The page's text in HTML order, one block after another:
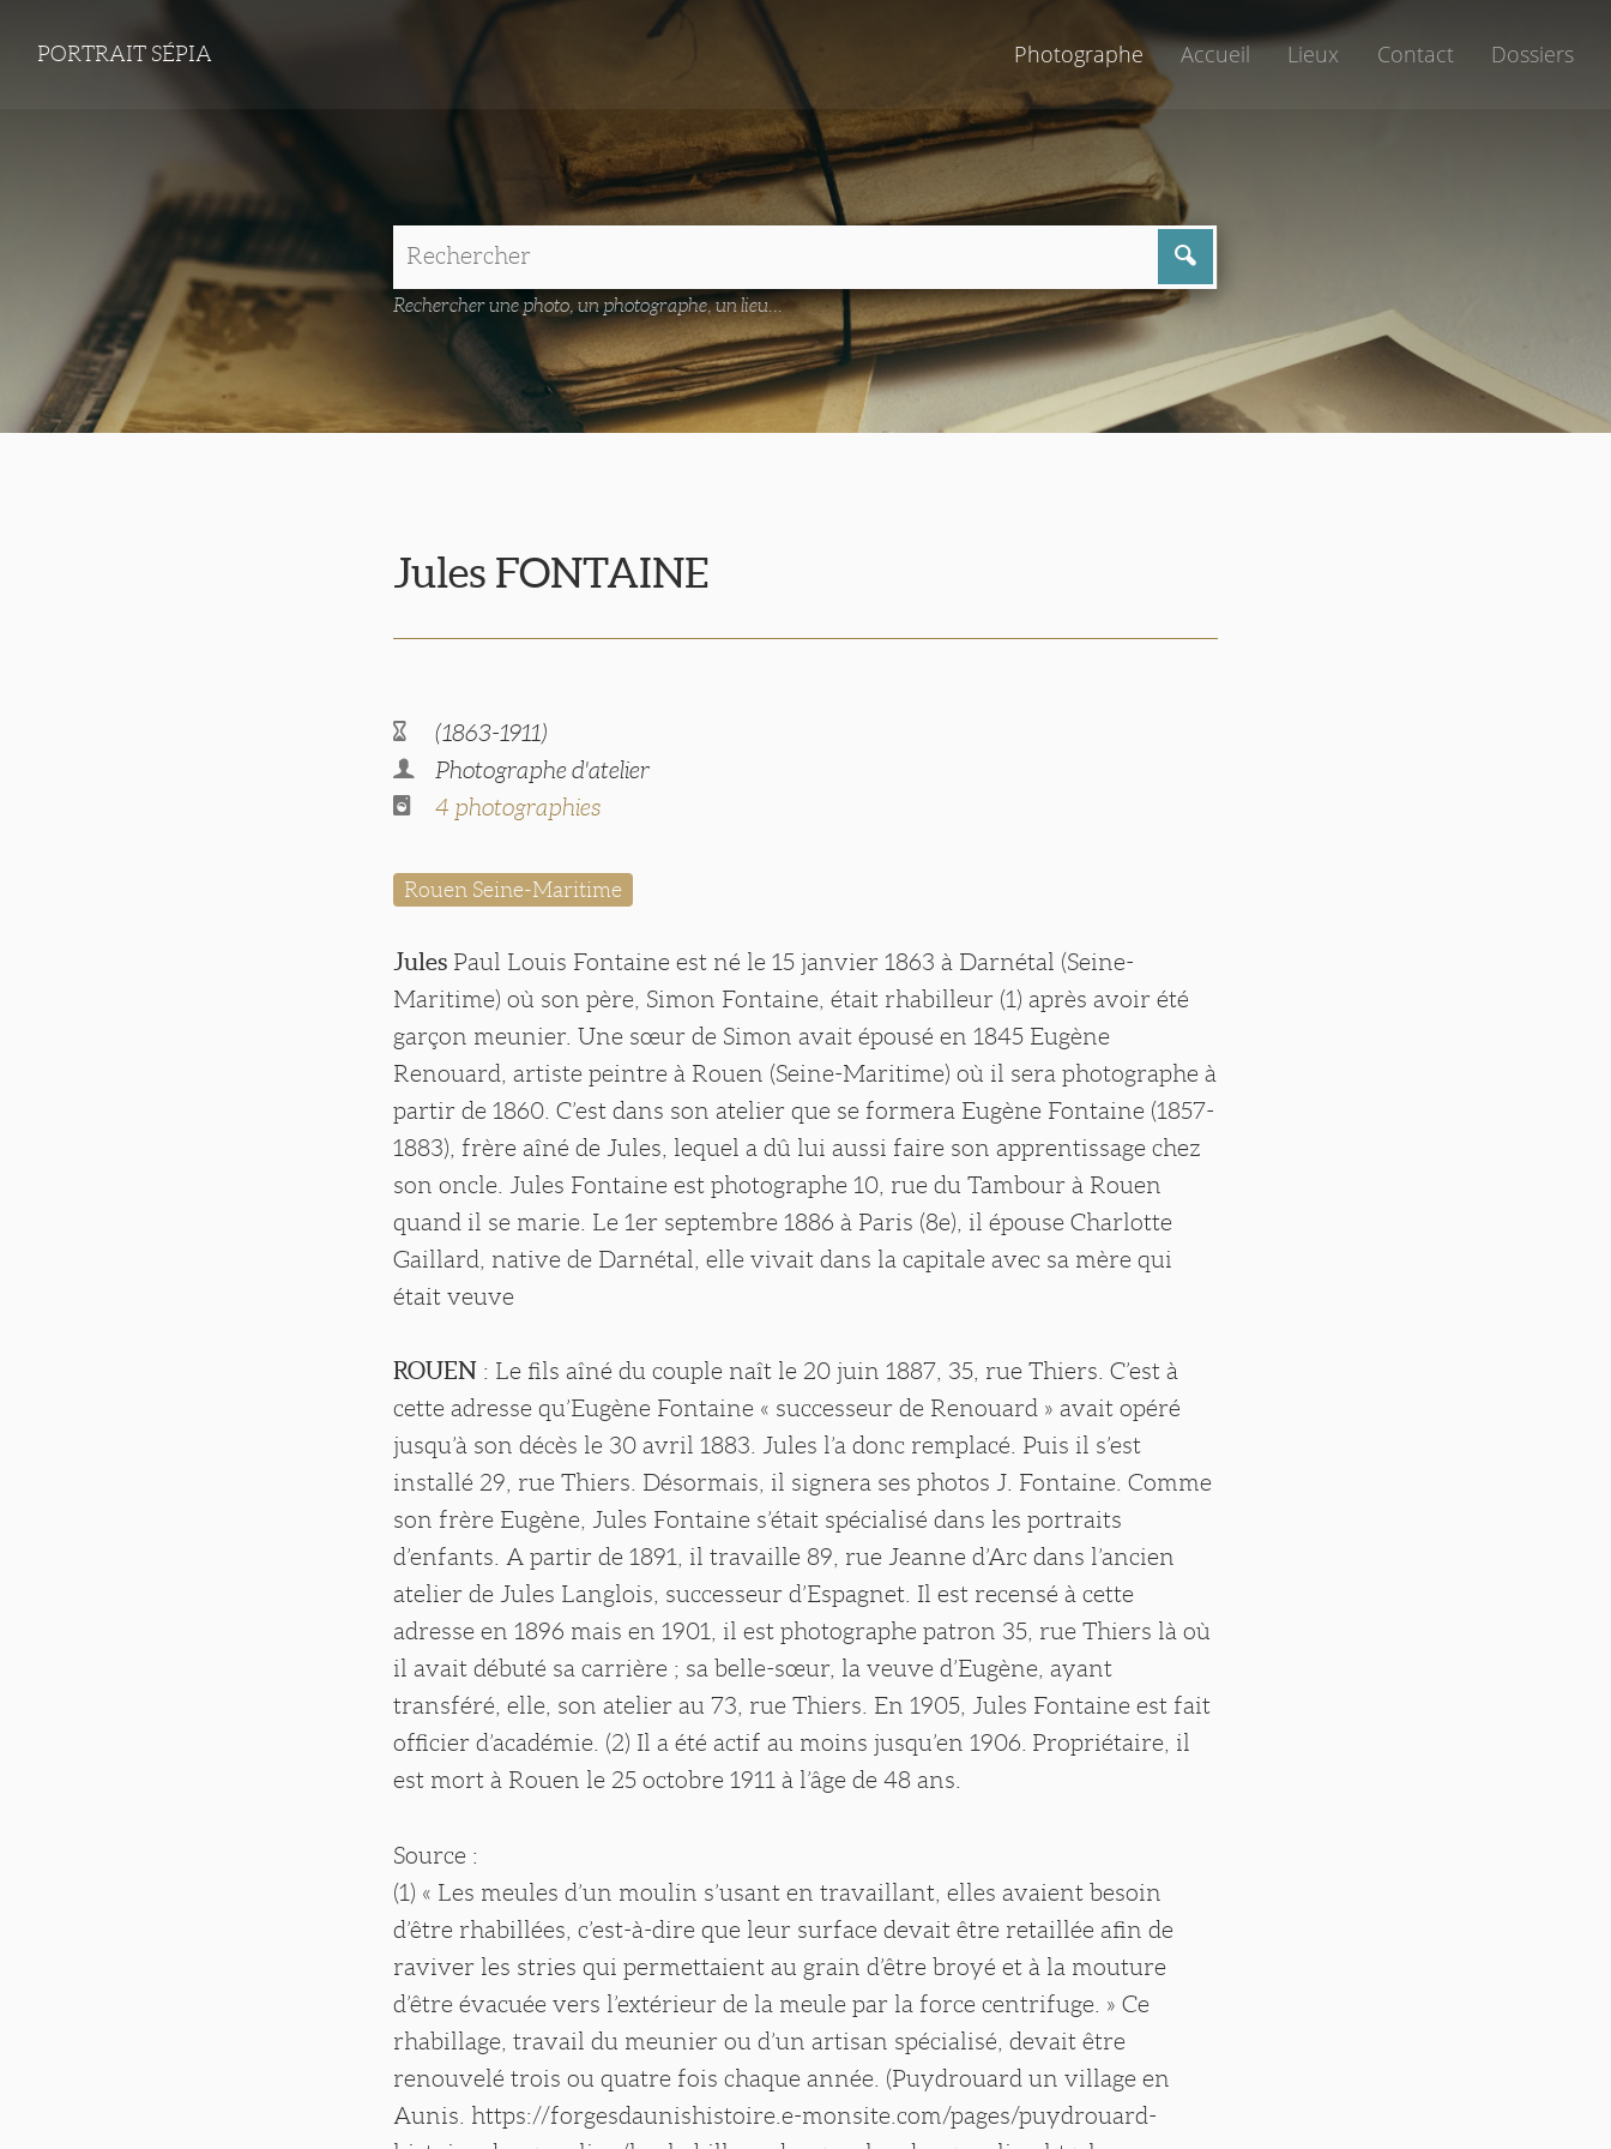
PORTRAIT SÉPIA Photographe Accueil Lieux Contact Dossiers
Rechercher une photo, un photographe, un lieu...
Jules FONTAINE
(1863-1911)
Photographe d'atelier
4 photographies
Rouen Seine-Maritime
Jules Paul Louis Fontaine est né le 15 janvier 1863 à Darnétal (Seine-
Maritime) où son père, Simon Fontaine, était rhabilleur (1) après avoir été
garçon meunier. Une sœur de Simon avait épousé en 1845 Eugène
Renouard, artiste peintre à Rouen (Seine-Maritime) où il sera photographe à
partir de 1860. C’est dans son atelier que se formera Eugène Fontaine (1857-
1883), frère aîné de Jules, lequel a dû lui aussi faire son apprentissage chez
son oncle. Jules Fontaine est photographe 10, rue du Tambour à Rouen
quand il se marie. Le 1er septembre 1886 à Paris (8e), il épouse Charlotte
Gaillard, native de Darnétal, elle vivait dans la capitale avec sa mère qui
était veuve
ROUEN : Le fils aîné du couple naît le 20 juin 1887, 35, rue Thiers. C’est à
cette adresse qu’Eugène Fontaine « successeur de Renouard » avait opéré
jusqu’à son décès le 30 avril 1883. Jules l’a donc remplacé. Puis il s’est
installé 29, rue Thiers. Désormais, il signera ses photos J. Fontaine. Comme
son frère Eugène, Jules Fontaine s’était spécialisé dans les portraits
d’enfants. A partir de 1891, il travaille 89, rue Jeanne d’Arc dans l’ancien
atelier de Jules Langlois, successeur d’Espagnet. Il est recensé à cette
adresse en 1896 mais en 1901, il est photographe patron 35, rue Thiers là où
il avait débuté sa carrière ; sa belle-sœur, la veuve d’Eugène, ayant
transféré, elle, son atelier au 73, rue Thiers. En 1905, Jules Fontaine est fait
officier d’académie. (2) Il a été actif au moins jusqu’en 1906. Propriétaire, il
est mort à Rouen le 25 octobre 1911 à l’âge de 48 ans.
Source :
(1) « Les meules d’un moulin s’usant en travaillant, elles avaient besoin
d’être rhabillées, c’est-à-dire que leur surface devait être retaillée afin de
raviver les stries qui permettaient au grain d’être broyé et à la mouture
d’être évacuée vers l’extérieur de la meule par la force centrifuge. » Ce
rhabillage, travail du meunier ou d’un artisan spécialisé, devait être
renouvelé trois ou quatre fois chaque année. (Puydrouard un village en
Aunis. https://forgesdaunishistoire.e-monsite.com/pages/puydrouard-